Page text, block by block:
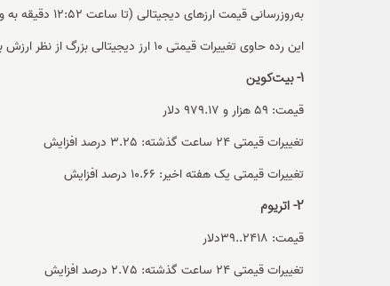
به‌روزرسانی قیمت ارزهای دیجیتالی (تا ساعت 12:52 دقیقه به وقت شرقی)
این رده حاوی تغییرات قیمتی 10 ارز دیجیتالی بزرگ از نظر ارزش بازار است.
1- بیت‌کوین
قیمت: 59 هزار و 979.17 دلار
تغییرات قیمتی 24 ساعت گذشته: 3.25 درصد افزایش
تغییرات قیمتی یک هفته اخیر: 10.66 درصد افزایش
2- اتریوم
قیمت: 2418..39دلار
تغییرات قیمتی 24 ساعت گذشته: 2.75 درصد افزایش